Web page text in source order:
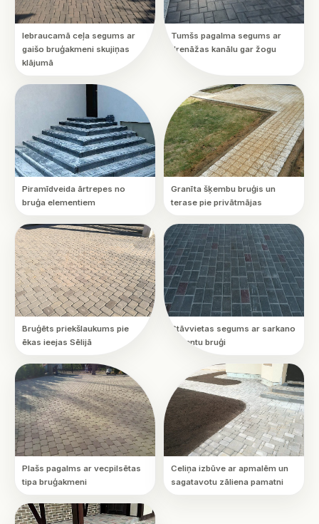
Iebraucamā ceļa segums ar
gaišo bruģakmeni skujiņas
klājumā
Tumšs pagalma segums ar
drenāžas kanālu gar žogu
Piramīdveida ārtrepes no
bruģa elementiem
Granīta šķembu bruģis un
terase pie privātmājas
Bruģēts priekšlaukums pie
ēkas ieejas Sēlijā
Stāvvietas segums ar sarkano
akcentu bruģi
Plašs pagalms ar vecpilsētas
tipa bruģakmeni
Celiņa izbūve ar apmalēm un
sagatavotu zāliena pamatni